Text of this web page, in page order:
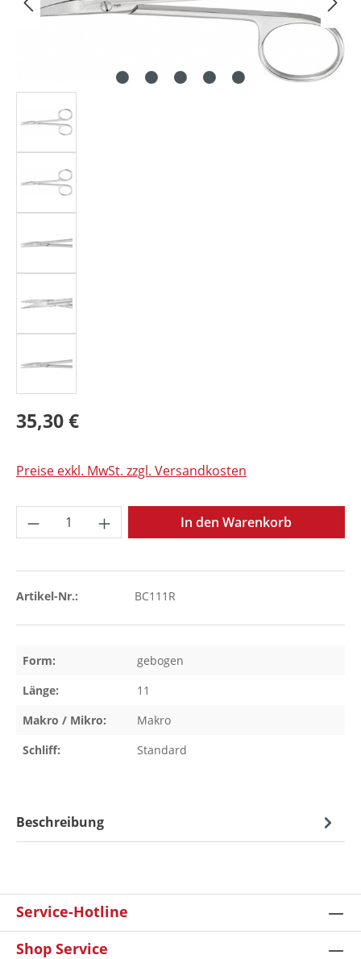
35,30 €
Preise exkl. MwSt. zzgl. Versandkosten
Produkt Anzahl: Gib den gewünschten
In den Warenkorb
Artikel-Nr.: BC111R
Form:
gebogen
Länge:
11
Makro / Mikro:
Makro
Schliff:
Standard
Beschreibung
Service-Hotline
Shop Service